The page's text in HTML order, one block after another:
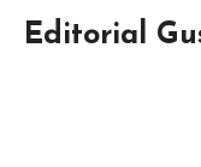
Editorial